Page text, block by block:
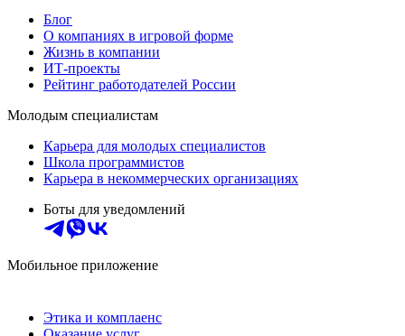
Блог
О компаниях в игровой форме
Жизнь в компании
ИТ-проекты
Рейтинг работодателей России
Молодым специалистам
Карьера для молодых специалистов
Школа программистов
Карьера в некоммерческих организациях
Боты для уведомлений
Мобильное приложение
Этика и комплаенс